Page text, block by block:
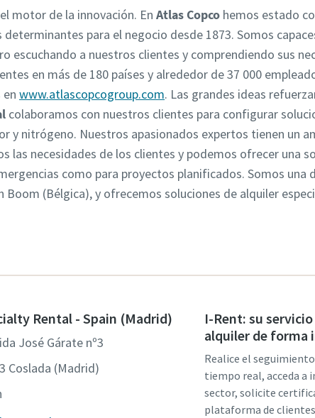
motor de la innovación. En Atlas Copco hemos estado
para el negocio desde 1873. Somos
escuchando a nuestros clientes y comprendiendo sus
en más de 180 países y alrededor de 37 000
en www.atlascopcogroup.com. Las grandes ideas
colaboramos con nuestros clientes para configurar
y nitrógeno. Nuestros apasionados expertos tienen un
las necesidades de los clientes y podemos ofrecer una
como para proyectos planificados. Somos una
Boom (Bélgica), y ofrecemos soluciones de alquiler
Rental - Spain (Madrid)
José Gárate nº3
Coslada (Madrid)
I-Rent: su
alquiler de forma
Realice el
tiempo real, acceda a
sector, solicite
plataforma de